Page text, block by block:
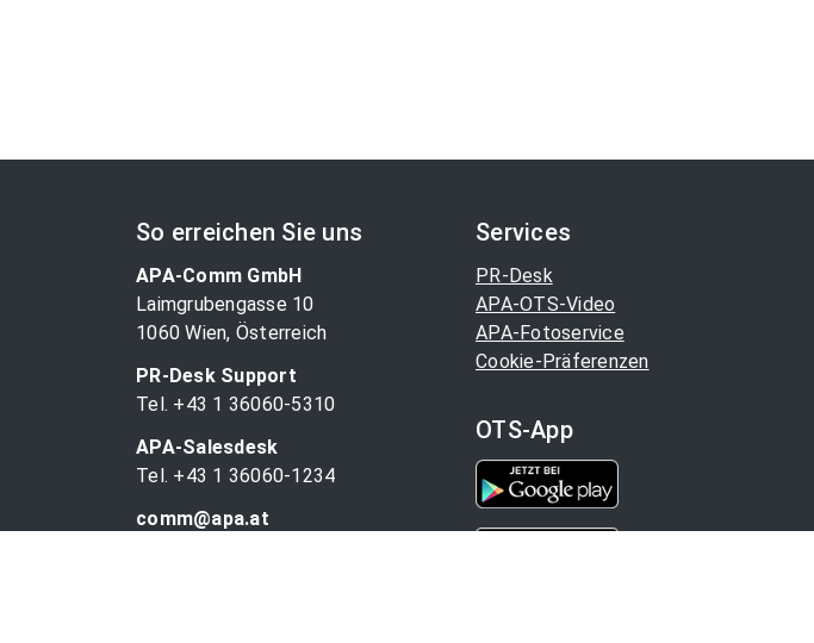
So erreichen Sie uns
APA-Comm GmbH
Laimgrubengasse 10
1060 Wien, Österreich
PR-Desk Support
Tel. +43 1 36060-5310
APA-Salesdesk
Tel. +43 1 36060-1234
comm@apa.at
Services
PR-Desk
APA-OTS-Video
APA-Fotoservice
Cookie-Präferenzen
OTS-App